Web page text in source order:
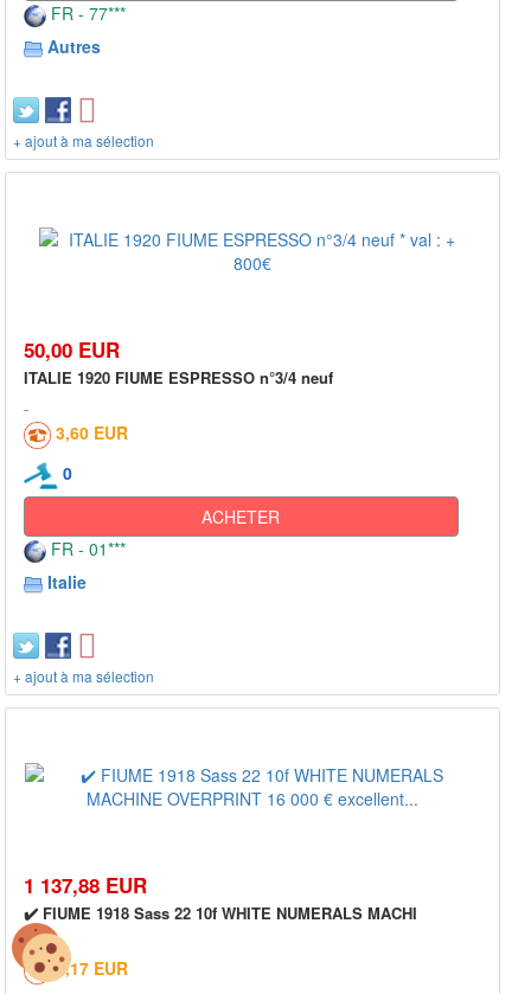
FR - 77***
Autres
+ ajout à ma sélection
50,00 EUR
ITALIE 1920 FIUME ESPRESSO n°3/4 neuf
3,60 EUR
0
ACHETER
FR - 01***
Italie
+ ajout à ma sélection
1 137,88 EUR
✔️ FIUME 1918 Sass 22 10f WHITE NUMERALS MACHI
5,17 EUR